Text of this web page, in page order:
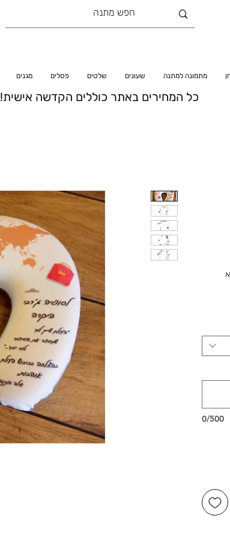
מתמונה למתנה שעונים שלטים פסלים מגנים
כל המחירים באתר כוללים הקדשה אישית!
0/500